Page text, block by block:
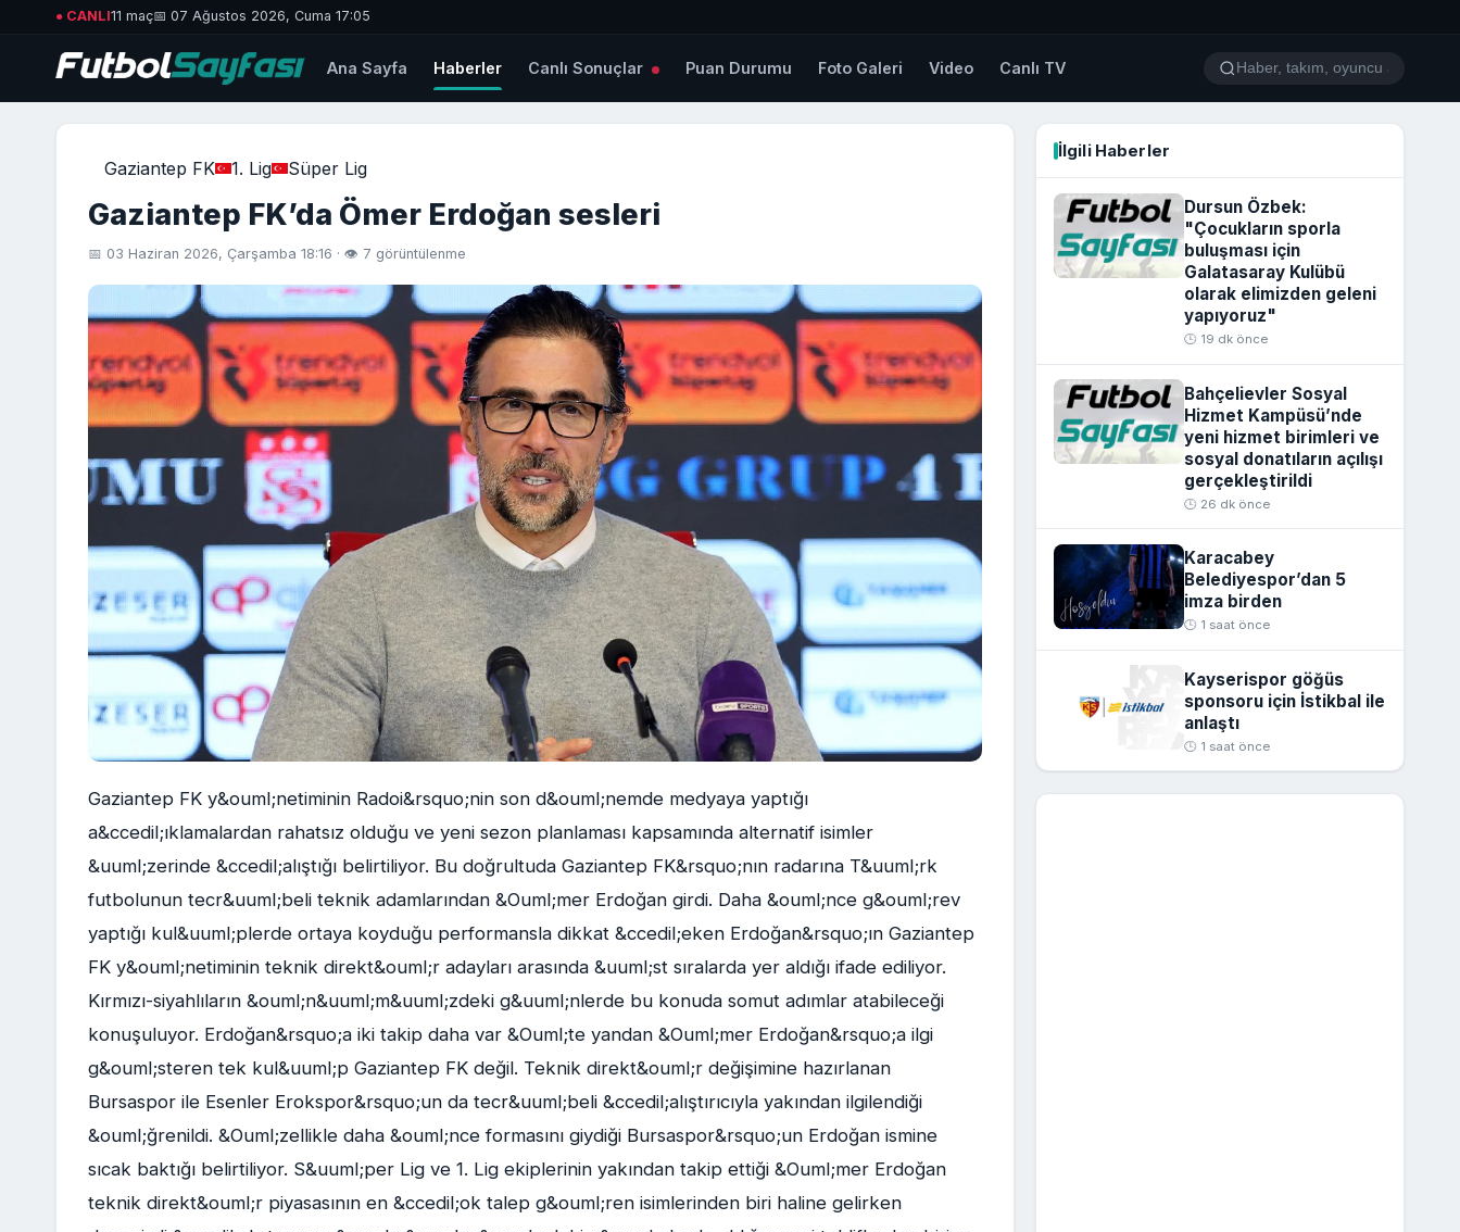
● CANLI11 maç📅 07 Ağustos 2026, Cuma 17:05
Ana Sayfa Haberler Canlı Sonuçlar Puan Durumu Foto Galeri Video Canlı TV
Gaziantep FK 1. Lig Süper Lig
Gaziantep FK’da Ömer Erdoğan sesleri
📅 03 Haziran 2026, Çarşamba 18:16 · 👁 7 görüntülenme
Gaziantep FK y&ouml;netiminin Radoi&rsquo;nin son d&ouml;nemde medyaya yaptığı
a&ccedil;ıklamalardan rahatsız olduğu ve yeni sezon planlaması kapsamında alternatif isimler
&uuml;zerinde &ccedil;alıştığı belirtiliyor. Bu doğrultuda Gaziantep FK&rsquo;nın radarına T&uuml;rk
futbolunun tecr&uuml;beli teknik adamlarından &Ouml;mer Erdoğan girdi. Daha &ouml;nce g&ouml;rev
yaptığı kul&uuml;plerde ortaya koyduğu performansla dikkat &ccedil;eken Erdoğan&rsquo;ın Gaziantep
FK y&ouml;netiminin teknik direkt&ouml;r adayları arasında &uuml;st sıralarda yer aldığı ifade ediliyor.
Kırmızı-siyahlıların &ouml;n&uuml;m&uuml;zdeki g&uuml;nlerde bu konuda somut adımlar atabileceği
konuşuluyor. Erdoğan&rsquo;a iki takip daha var &Ouml;te yandan &Ouml;mer Erdoğan&rsquo;a ilgi
g&ouml;steren tek kul&uuml;p Gaziantep FK değil. Teknik direkt&ouml;r değişimine hazırlanan
Bursaspor ile Esenler Erokspor&rsquo;un da tecr&uuml;beli &ccedil;alıştırıcıyla yakından ilgilendiği
&ouml;ğrenildi. &Ouml;zellikle daha &ouml;nce formasını giydiği Bursaspor&rsquo;un Erdoğan ismine
sıcak baktığı belirtiliyor. S&uuml;per Lig ve 1. Lig ekiplerinin yakından takip ettiği &Ouml;mer Erdoğan
teknik direkt&ouml;r piyasasının en &ccedil;ok talep g&ouml;ren isimlerinden biri haline gelirken
İlgili Haberler
Dursun Özbek:
"Çocukların sporla
buluşması için
Galatasaray Kulübü
olarak elimizden geleni
yapıyoruz"
🕒 19 dk önce
Bahçelievler Sosyal
Hizmet Kampüsü’nde
yeni hizmet birimleri ve
sosyal donatıların açılışı
gerçekleştirildi
🕒 26 dk önce
Karacabey
Belediyespor’dan 5
imza birden
🕒 1 saat önce
Kayserispor göğüs
sponsoru için İstikbal ile
anlaştı
🕒 1 saat önce